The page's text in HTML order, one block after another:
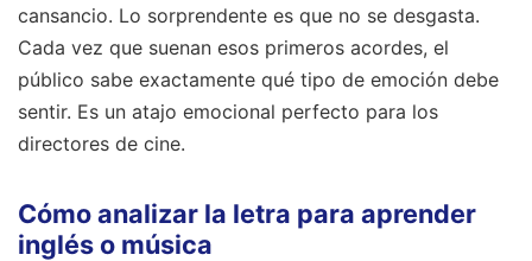
cansancio. Lo sorprendente es que no se desgasta.
Cada vez que suenan esos primeros acordes, el
público sabe exactamente qué tipo de emoción debe
sentir. Es un atajo emocional perfecto para los
directores de cine.
Cómo analizar la letra para aprender
inglés o música